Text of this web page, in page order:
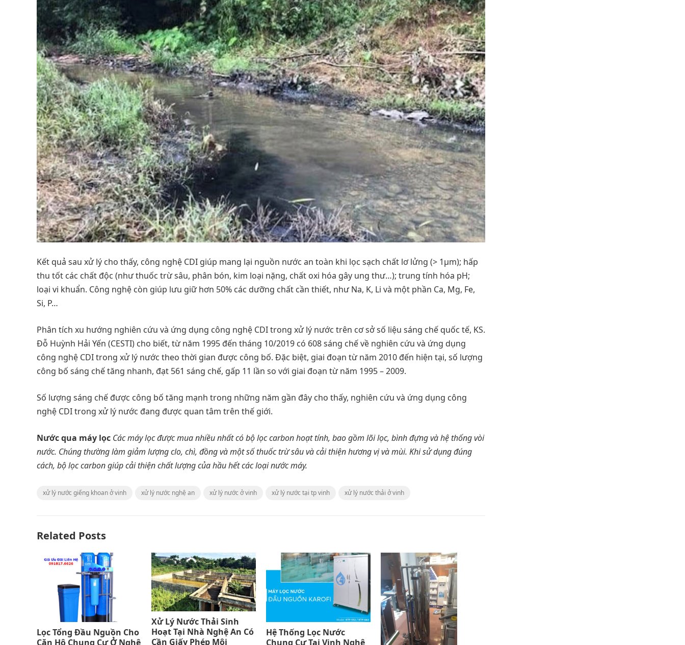
Kết quả sau xử lý cho thấy, công nghệ CDI giúp mang lại nguồn nước an toàn khi lọc sạch chất lơ lửng (> 1µm); hấp
thu tốt các chất độc (như thuốc trừ sâu, phân bón, kim loại nặng, chất oxi hóa gây ung thư…); trung tính hóa pH;
loại vi khuẩn. Công nghệ còn giúp lưu giữ hơn 50% các dưỡng chất cần thiết, như Na, K, Li và một phần Ca, Mg, Fe,
Si, P…
Phân tích xu hướng nghiên cứu và ứng dụng công nghệ CDI trong xử lý nước trên cơ sở số liệu sáng chế quốc tế, KS.
Đỗ Huỳnh Hải Yến (CESTI) cho biết, từ năm 1995 đến tháng 10/2019 có 608 sáng chế về nghiên cứu và ứng dụng
công nghệ CDI trong xử lý nước theo thời gian được công bố. Đặc biệt, giai đoạn từ năm 2010 đến hiện tại, số lượng
công bố sáng chế tăng nhanh, đạt 561 sáng chế, gấp 11 lần so với giai đoạn từ năm 1995 – 2009.
Số lượng sáng chế được công bố tăng mạnh trong những năm gần đây cho thấy, nghiên cứu và ứng dụng công
nghệ CDI trong xử lý nước đang được quan tâm trên thế giới.
Nước qua máy lọc Các máy lọc được mua nhiều nhất có bộ lọc carbon hoạt tính, bao gồm lõi lọc, bình đựng và hệ thống vòi
nước. Chúng thường làm giảm lượng clo, chì, đồng và một số thuốc trừ sâu và cải thiện hương vị và mùi. Khi sử dụng đúng
cách, bộ lọc carbon giúp cải thiện chất lượng của hầu hết các loại nước máy.
xử lý nước giếng khoan ở vinh xử lý nước nghệ an xử lý nước ở vinh xử lý nước tại tp vinh xử lý nước thải ở vinh
Related Posts
Lọc Tổng Đầu Nguồn Cho
Căn Hộ Chung Cư Ở Nghệ
Xử Lý Nước Thải Sinh
Hoạt Tại Nhà Nghệ An Có
Cần Giấy Phép Môi
Hệ Thống Lọc Nước
Chung Cư Tại Vinh Nghệ